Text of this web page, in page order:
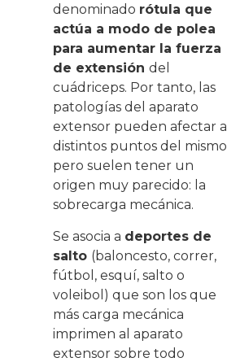
denominado rótula que
actúa a modo de polea
para aumentar la fuerza
de extensión del
cuádriceps. Por tanto, las
patologías del aparato
extensor pueden afectar a
distintos puntos del mismo
pero suelen tener un
origen muy parecido: la
sobrecarga mecánica.
Se asocia a deportes de
salto (baloncesto, correr,
fútbol, esquí, salto o
voleibol) que son los que
más carga mecánica
imprimen al aparato
extensor sobre todo